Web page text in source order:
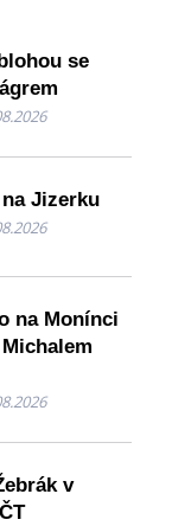
se
Jizerku
na Monínci
v